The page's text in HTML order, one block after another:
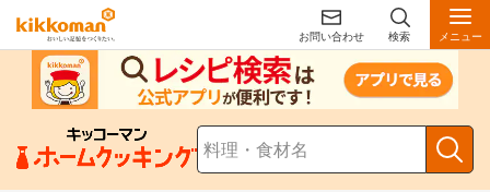
お問い合わせ 検索 メニュー